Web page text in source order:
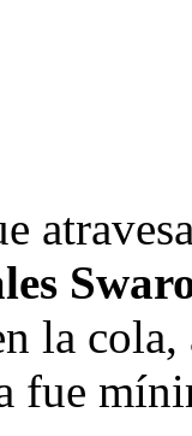
la
fue